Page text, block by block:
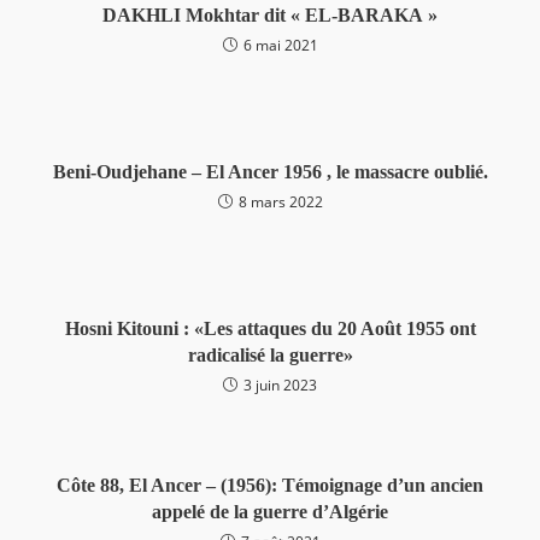
DAKHLI Mokhtar dit « EL-BARAKA »
6 mai 2021
Beni-Oudjehane – El Ancer 1956 , le massacre oublié.
8 mars 2022
Hosni Kitouni : «Les attaques du 20 Août 1955 ont
radicalisé la guerre»
3 juin 2023
Côte 88, El Ancer – (1956): Témoignage d’un ancien
appelé de la guerre d’Algérie